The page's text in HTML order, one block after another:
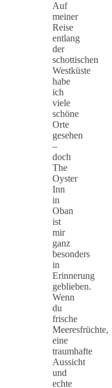
Auf
meiner
Reise
entlang
der
schottischen
Westküste
habe
ich
viele
schöne
Orte
gesehen
–
doch
The
Oyster
Inn
in
Oban
ist
mir
ganz
besonders
in
Erinnerung
geblieben.
Wenn
du
frische
Meeresfrüchte,
eine
traumhafte
Aussicht
und
echte